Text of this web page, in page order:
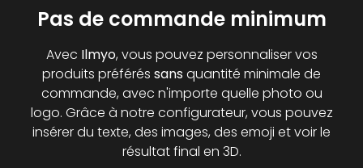
Créez votre propre porte-
tondeuse
Personnaliser
Pas de commande minimum
Avec Ilmyo, vous pouvez personnaliser vos
produits préférés sans quantité minimale de
commande, avec n'importe quelle photo ou
logo. Grâce à notre configurateur, vous pouvez
insérer du texte, des images, des emoji et voir le
résultat final en 3D.